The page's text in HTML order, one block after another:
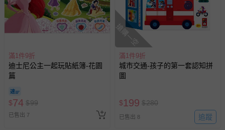
若您對於會員帳號、商品訂購與資訊、購物流程、付款方
式、折價券與購物金的使用、退貨及商品運送方式等有疑
媽咪愛客服中心 。
預購商品：預購為海外同步代購，遇缺貨即會通知媽咪並協
助取消退款事宜。
商品如因「價格、組合」等錯誤原因，導致無法安排出貨，
償。
滿1件9折
迪士尼公主一起玩貼紙簿-花園
篇
$74 $99
已售出 7
搶購一空
滿1件9折
城市交通-孩子的第一套認知拼
圖
$199 $280
已售出 8 追蹤